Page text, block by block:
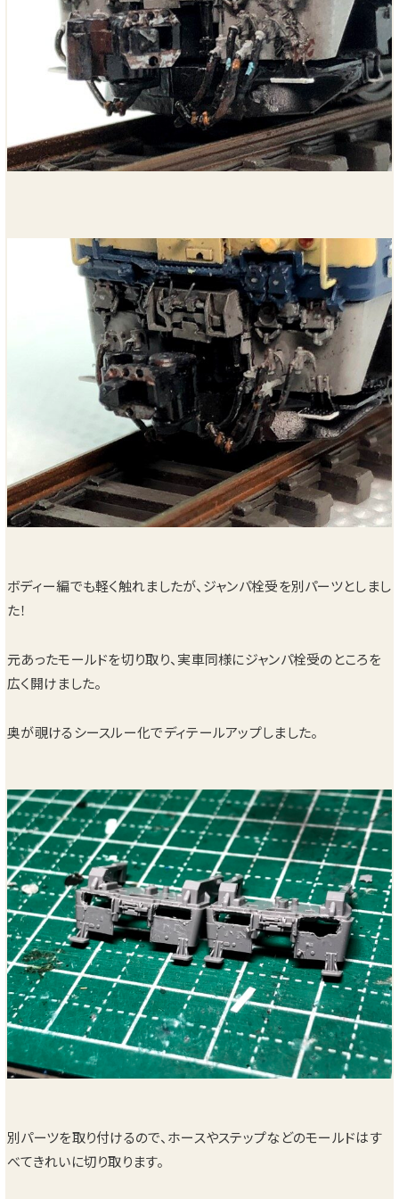
ボディー編でも軽く触れましたが、ジャンパ栓受を別パーツとしまし
た！
元あったモールドを切り取り、実車同様にジャンパ栓受のところを
広く開けました。
奥が覗けるシースルー化でディテールアップしました。
別パーツを取り付けるので、ホースやステップなどのモールドはす
べてきれいに切り取ります。